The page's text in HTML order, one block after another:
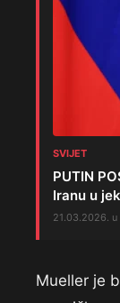
SVIJET
PUTIN
Iranu u
21.03.2026. u
Mueller je